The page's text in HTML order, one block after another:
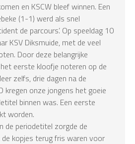
en KSCW bleef winnen. Een
(1-1) werd als snel
de parcours’. Op speeldag 10
KSV Diksmuide, met de veel
Door deze belangrijke
eerste kloofje noteren op de
zelfs, drie dagen na de
kregen onze jongens het goeie
binnen was. Een eerste
worden.
de periodetitel zorgde de
kopjes terug fris waren voor